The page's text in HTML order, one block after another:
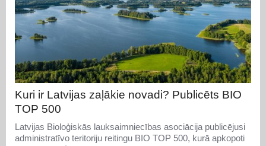
Kuri ir Latvijas zaļākie novadi? Publicēts BIO
TOP 500
Latvijas Bioloģiskās lauksaimniecības asociācija publicējusi
administratīvo teritoriju reitingu BIO TOP 500, kurā apkopoti